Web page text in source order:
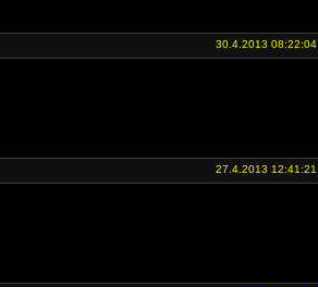
30.4.2013 08:22:04
27.4.2013 12:41:21